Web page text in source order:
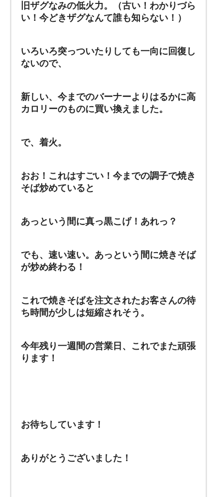
旧ザグなみの低火力。（古い！わかりづら
い！今どきザグなんて誰も知らない！）
いろいろ突っついたりしても一向に回復し
ないので、
新しい、今までのバーナーよりはるかに高
カロリーのものに買い換えました。
で、着火。
おお！これはすごい！今までの調子で焼き
そば炒めていると
あっという間に真っ黒こげ！あれっ？
でも、速い速い。あっという間に焼きそば
が炒め終わる！
これで焼きそばを注文されたお客さんの待
ち時間が少しは短縮されそう。
今年残り一週間の営業日、これでまた頑張
ります！
お待ちしています！
ありがとうございました！